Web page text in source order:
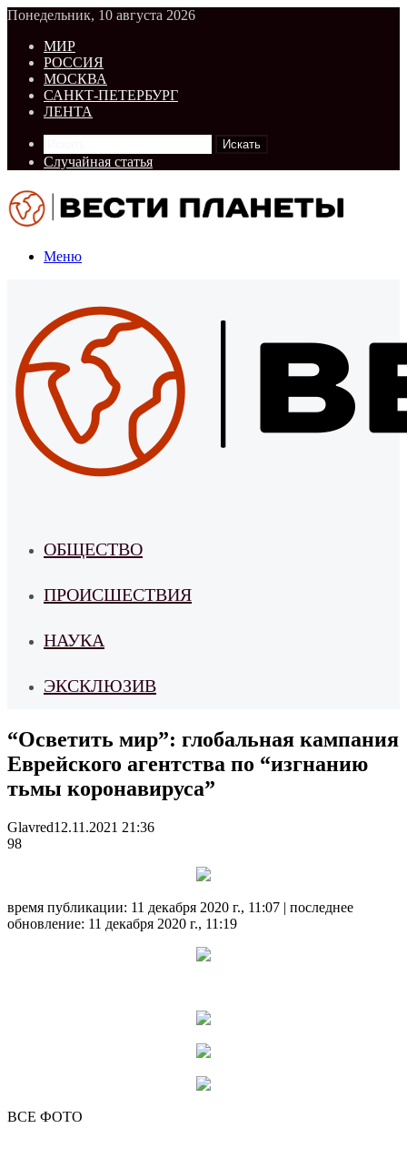
Понедельник, 10 августа 2026
МИР
РОССИЯ
МОСКВА
САНКТ-ПЕТЕРБУРГ
ЛЕНТА
Искать
Случайная статья
Меню
ОБЩЕСТВО
ПРОИСШЕСТВИЯ
НАУКА
ЭКСКЛЮЗИВ
“Осветить мир”: глобальная кампания
Еврейского агентства по “изгнанию
тьмы коронавируса”
Glavred12.11.2021 21:36
98
время публикации: 11 декабря 2020 г., 11:07 | последнее
обновление: 11 декабря 2020 г., 11:19
ВСЕ ФОТО